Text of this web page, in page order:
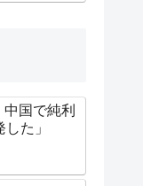
中国で純利
た」